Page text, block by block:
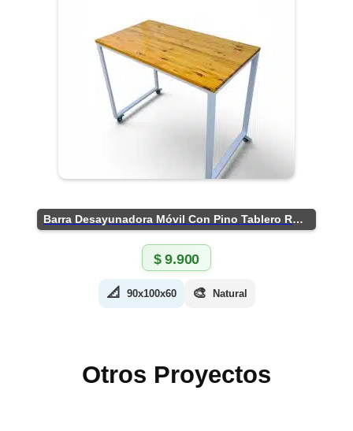
Barra Desayunadora Móvil Con Pino Tablero Rústico
$9.900
📐 90x100x60 🎨 Natural
Otros Proyectos